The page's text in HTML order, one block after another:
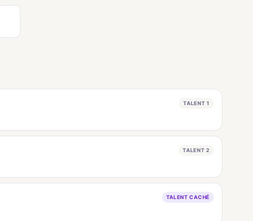
TALENT 1
TALENT 2
TALENT CACHÉ